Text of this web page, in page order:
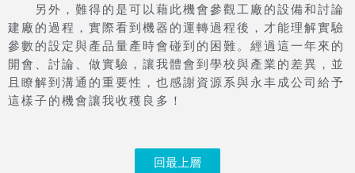
另外，難得的是可以藉此機會參觀工廠的設備和討論
建廠的過程，實際看到機器的運轉過程後，才能理解實驗
參數的設定與產品量產時會碰到的困難。經過這一年來的
開會、討論、做實驗，讓我體會到學校與產業的差異，並
且瞭解到溝通的重要性，也感謝資源系與永丰成公司給予
這樣子的機會讓我收穫良多！
回最上層